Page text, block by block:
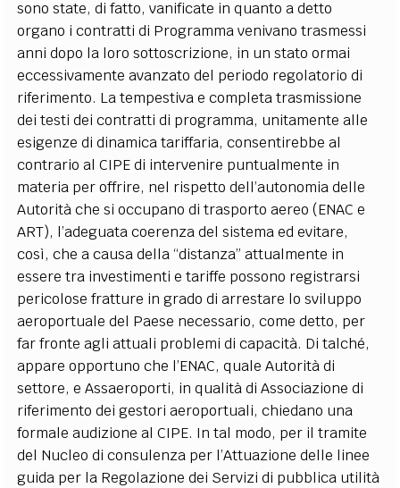
sono state, di fatto, vanificate in quanto a detto
organo i contratti di Programma venivano trasmessi
anni dopo la loro sottoscrizione, in un stato ormai
eccessivamente avanzato del periodo regolatorio di
riferimento. La tempestiva e completa trasmissione
dei testi dei contratti di programma, unitamente alle
esigenze di dinamica tariffaria, consentirebbe al
contrario al CIPE di intervenire puntualmente in
materia per offrire, nel rispetto dell’autonomia delle
Autorità che si occupano di trasporto aereo (ENAC e
ART), l’adeguata coerenza del sistema ed evitare,
così, che a causa della “distanza” attualmente in
essere tra investimenti e tariffe possono registrarsi
pericolose fratture in grado di arrestare lo sviluppo
aeroportuale del Paese necessario, come detto, per
far fronte agli attuali problemi di capacità. Di talché,
appare opportuno che l’ENAC, quale Autorità di
settore, e Assaeroporti, in qualità di Associazione di
riferimento dei gestori aeroportuali, chiedano una
formale audizione al CIPE. In tal modo, per il tramite
del Nucleo di consulenza per l’Attuazione delle linee
guida per la Regolazione dei Servizi di pubblica utilità